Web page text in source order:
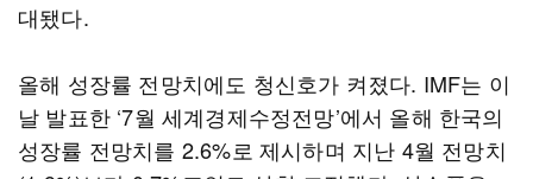
대됐다.
올해 성장률 전망치에도 청신호가 켜졌다. IMF는 이
날 발표한 ‘7월 세계경제수정전망’에서 올해 한국의
성장률 전망치를 2.6%로 제시하며 지난 4월 전망치